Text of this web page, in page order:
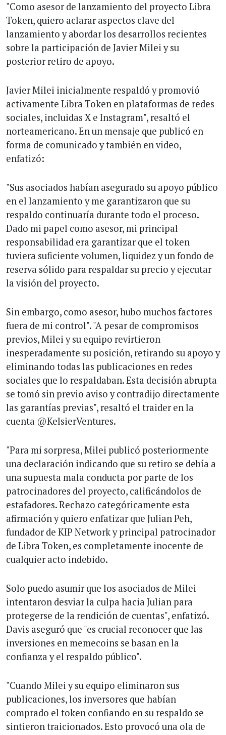
"Como asesor de lanzamiento del proyecto Libra
Token, quiero aclarar aspectos clave del
lanzamiento y abordar los desarrollos recientes
sobre la participación de Javier Milei y su
posterior retiro de apoyo.
Javier Milei inicialmente respaldó y promovió
activamente Libra Token en plataformas de redes
sociales, incluidas X e Instagram", resaltó el
norteamericano. En un mensaje que publicó en
forma de comunicado y también en video,
enfatizó:
"Sus asociados habían asegurado su apoyo público
en el lanzamiento y me garantizaron que su
respaldo continuaría durante todo el proceso.
Dado mi papel como asesor, mi principal
responsabilidad era garantizar que el token
tuviera suficiente volumen, liquidez y un fondo de
reserva sólido para respaldar su precio y ejecutar
la visión del proyecto.
Sin embargo, como asesor, hubo muchos factores
fuera de mi control". "A pesar de compromisos
previos, Milei y su equipo revirtieron
inesperadamente su posición, retirando su apoyo y
eliminando todas las publicaciones en redes
sociales que lo respaldaban. Esta decisión abrupta
se tomó sin previo aviso y contradijo directamente
las garantías previas", resaltó el traider en la
cuenta @KelsierVentures.
"Para mi sorpresa, Milei publicó posteriormente
una declaración indicando que su retiro se debía a
una supuesta mala conducta por parte de los
patrocinadores del proyecto, calificándolos de
estafadores. Rechazo categóricamente esta
afirmación y quiero enfatizar que Julian Peh,
fundador de KIP Network y principal patrocinador
de Libra Token, es completamente inocente de
cualquier acto indebido.
Solo puedo asumir que los asociados de Milei
intentaron desviar la culpa hacia Julian para
protegerse de la rendición de cuentas", enfatizó.
Davis aseguró que "es crucial reconocer que las
inversiones en memecoins se basan en la
confianza y el respaldo público".
"Cuando Milei y su equipo eliminaron sus
publicaciones, los inversores que habían
comprado el token confiando en su respaldo se
sintieron traicionados. Esto provocó una ola de